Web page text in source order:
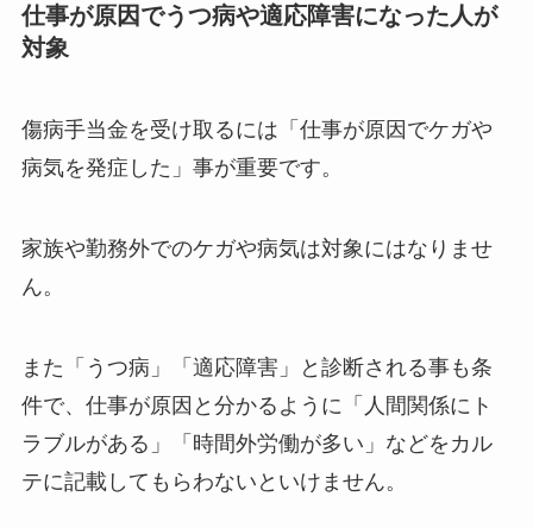
仕事が原因でうつ病や適応障害になった人が
対象
傷病手当金を受け取るには「仕事が原因でケガや
病気を発症した」事が重要です。
家族や勤務外でのケガや病気は対象にはなりませ
ん。
また「うつ病」「適応障害」と診断される事も条
件で、仕事が原因と分かるように「人間関係にト
ラブルがある」「時間外労働が多い」などをカル
テに記載してもらわないといけません。